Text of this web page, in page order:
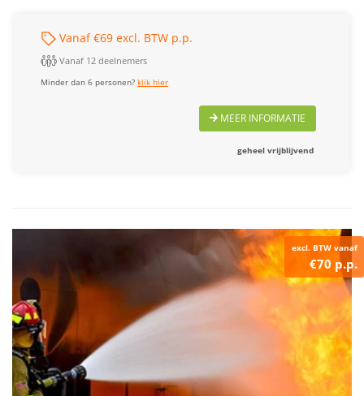
Vanaf €69 excl. BTW p.p.
Vanaf 12 deelnemers
Minder dan 6 personen?klik hier
MEER INFORMATIE
geheel vrijblijvend
excl. BTW vanaf
€70 p.p.